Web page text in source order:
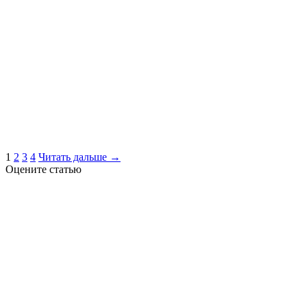
1 2 3 4 Читать дальше →
Оцените статью